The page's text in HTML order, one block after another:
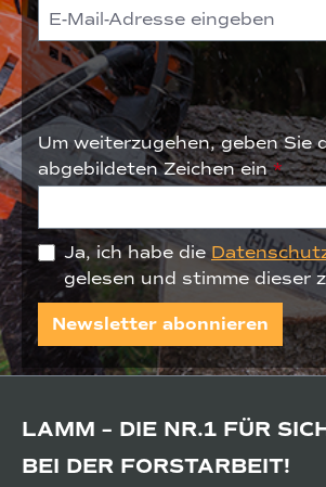
Um weiterzugehen, geben Sie
abgebildeten Zeichen ein*
Ja, ich habe die
gelesen und stimme dieser
Newsletter abonnieren
LAMM – DIE NR.1 FÜR
BEI DER FORSTARBEIT!